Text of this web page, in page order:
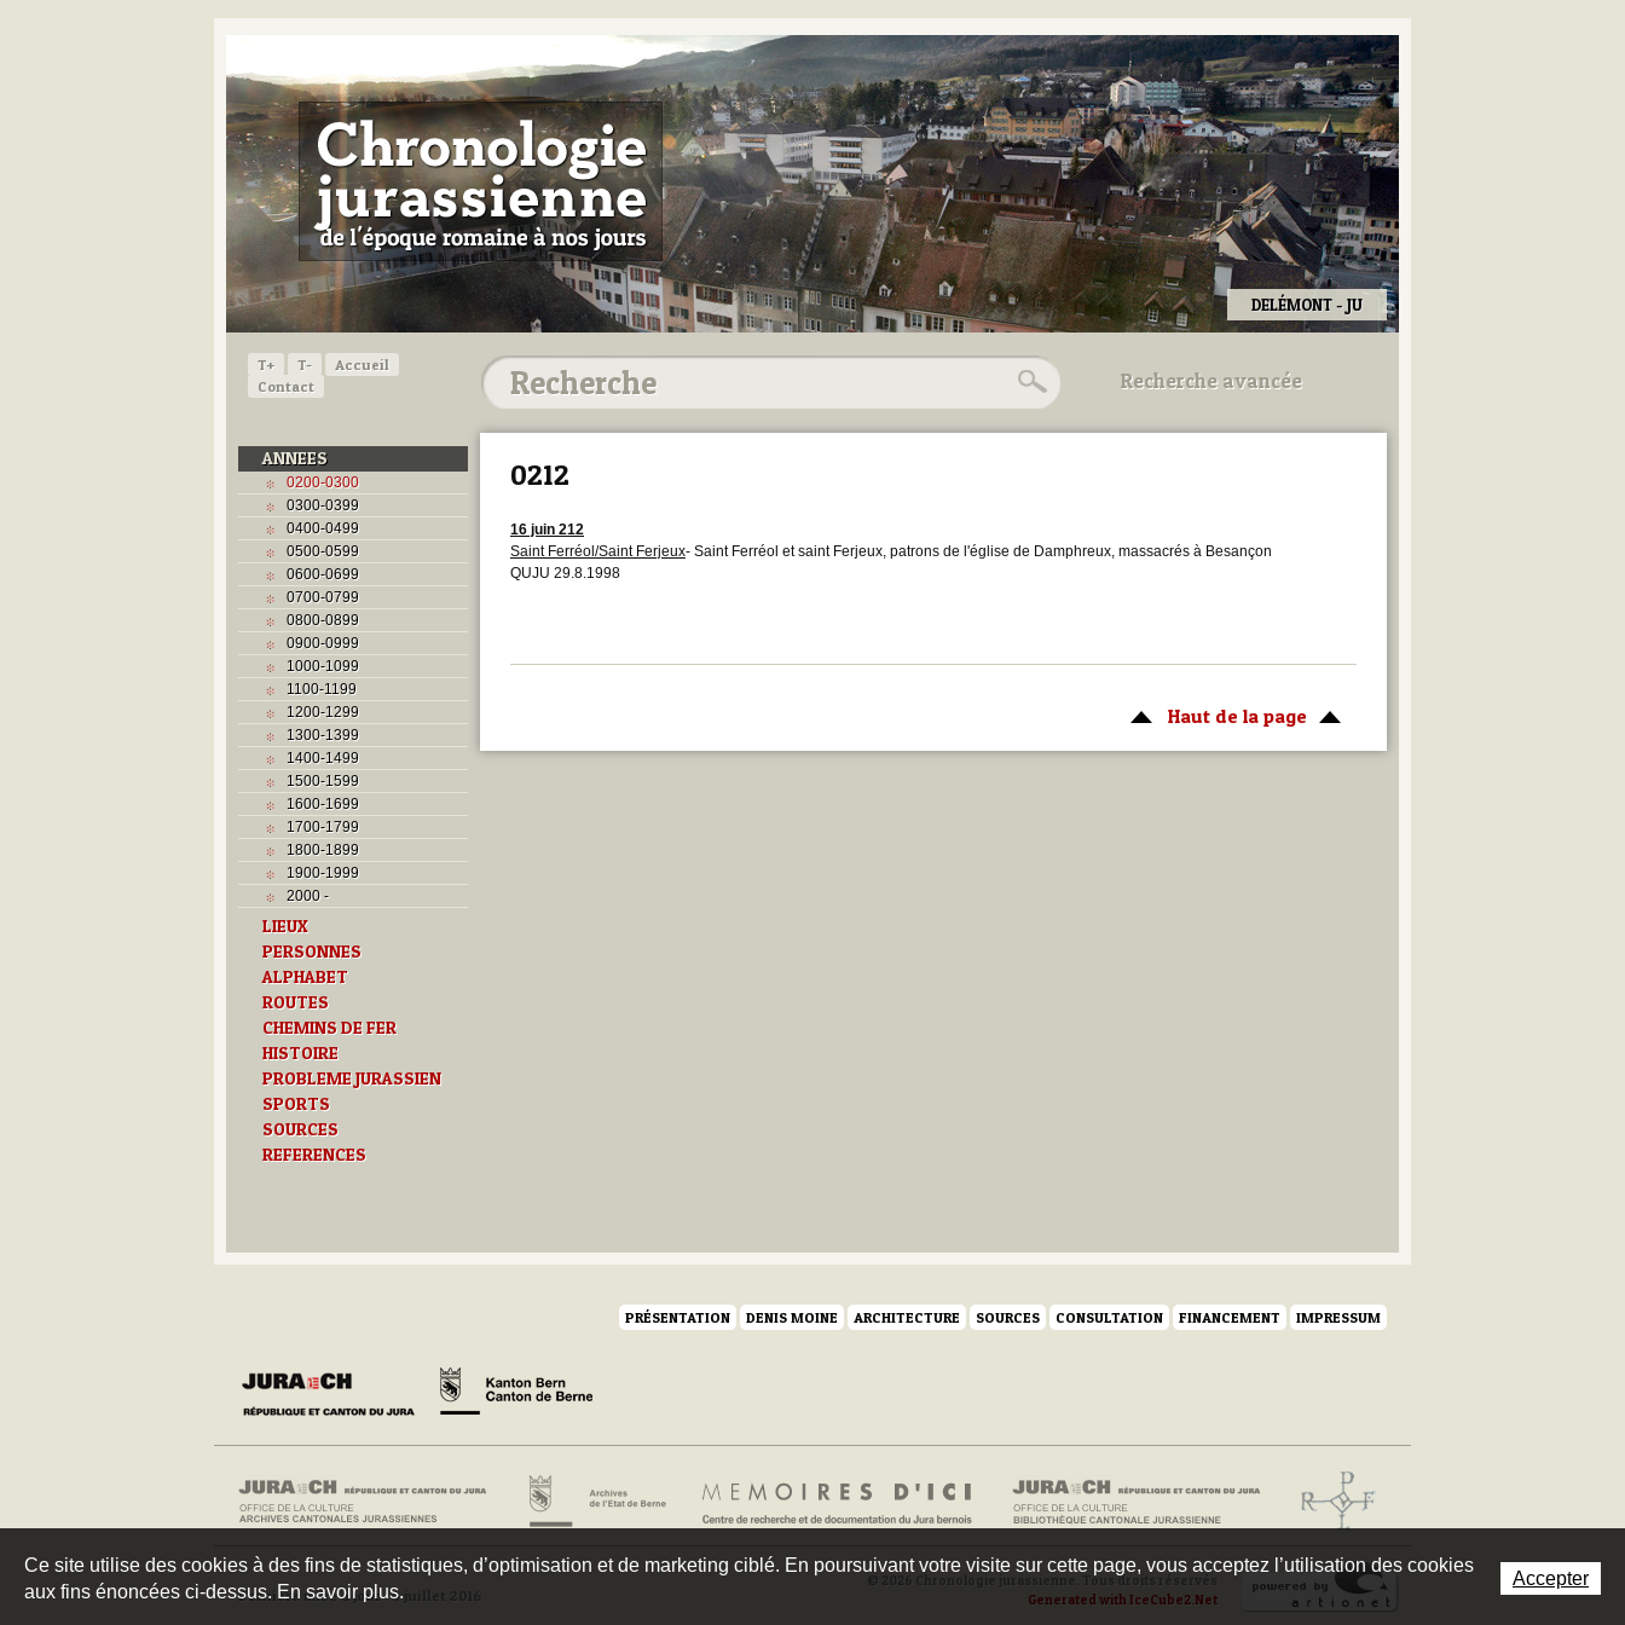
DELÉMONT - JU
T+ T-
Accueil
Contact
ANNEES
0200-0300
0300-0399
0400-0499
0500-0599
0600-0699
0700-0799
0800-0899
0900-0999
1000-1099
1100-1199
1200-1299
1300-1399
1400-1499
1500-1599
1600-1699
1700-1799
1800-1899
1900-1999
2000 -
LIEUX
PERSONNES
ALPHABET
ROUTES
CHEMINS DE FER
HISTOIRE
PROBLEME JURASSIEN
SPORTS
SOURCES
REFERENCES
Recherche avancée
Utilisez les champs ci-dessous
0212
16 juin 212
Saint Ferréol/Saint Ferjeux- Saint Ferréol et saint Ferjeux, patrons de l'église de Damphreux, massacrés à Besançon
QUJU 29.8.1998
Haut de la page
PRÉSENTATION DENIS MOINE ARCHITECTURE SOURCES CONSULTATION FINANCEMENT IMPRESSUM
© 2026 Chronologie jurassienne. Tous droits réservés
Generated with IceCube2.Net
Dernière mise à jour : 4 juillet 2016
Ce site utilise des cookies à des fins de statistiques, d’optimisation et de marketing ciblé. En poursuivant votre visite sur cette page, vous acceptez l’utilisation des cookies
aux fins énoncées ci-dessus. En savoir plus.
Accepter